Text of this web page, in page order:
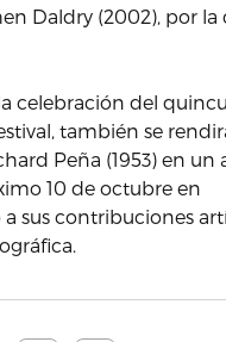
Daldry (2002), por
celebración del
también se
Peña (1953) en un
10 de octubre en
sus contribuciones